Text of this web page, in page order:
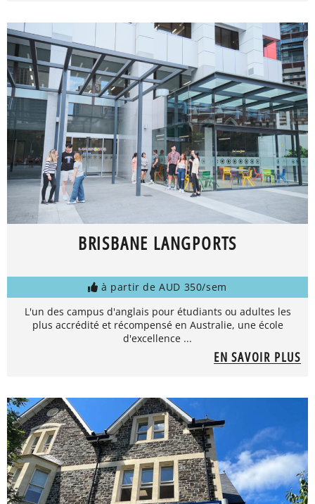
BRISBANE LANGPORTS
à partir de AUD 350/sem
L'un des campus d'anglais pour étudiants ou adultes les
plus accrédité et récompensé en Australie, une école
d'excellence ...
EN SAVOIR PLUS